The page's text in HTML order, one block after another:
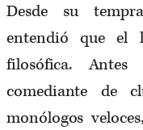
Desde su
entendió que el
filosófica.
comediante de
monólogos